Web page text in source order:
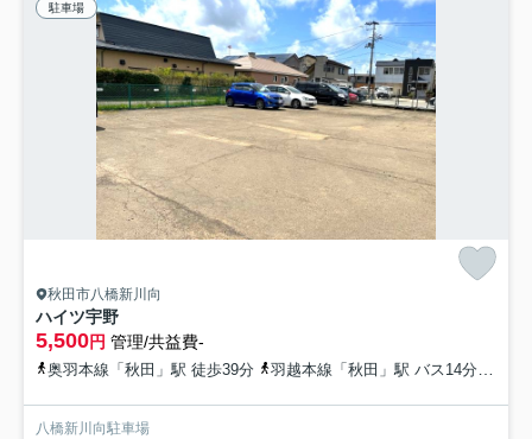
駐車場
秋田市八橋新川向
ハイツ宇野
5,500円 管理/共益費-
奥羽本線「秋田」駅 徒歩39分 羽越本線「秋田」駅 バス14分 秋田中央交通「幸町交差点」 停歩6分
八橋新川向駐車場